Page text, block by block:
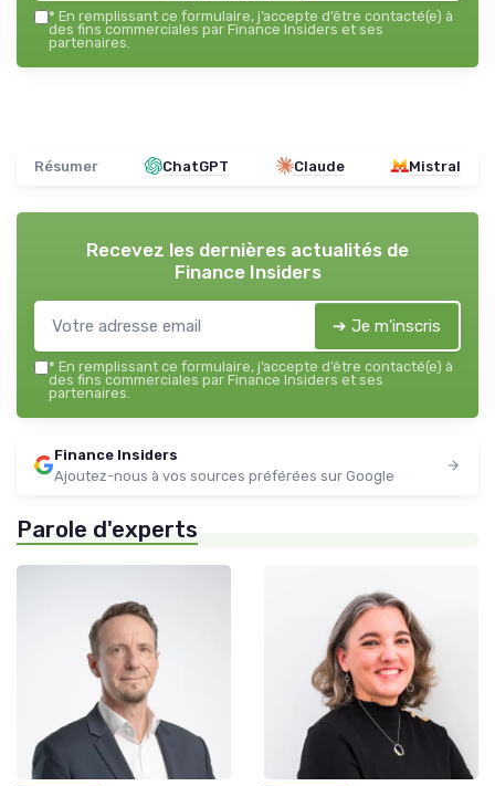
* En remplissant ce formulaire, j’accepte d’être contacté(e) à
des fins commerciales par Finance Insiders et ses
partenaires.
Résumer ChatGPT Claude Mistral
Recevez les dernières actualités de
Finance Insiders
➔ Je m'inscris
* En remplissant ce formulaire, j’accepte d’être contacté(e) à
des fins commerciales par Finance Insiders et ses
partenaires.
Finance Insiders
Ajoutez-nous à vos sources préférées sur Google
Parole d'experts